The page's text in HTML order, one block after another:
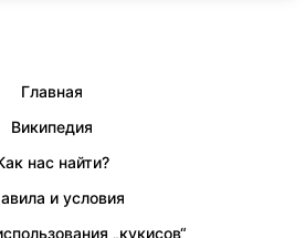
Главная
Википедия
нас найти?
и условия
„кукисов“